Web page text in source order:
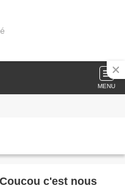
MENU
c'est nous